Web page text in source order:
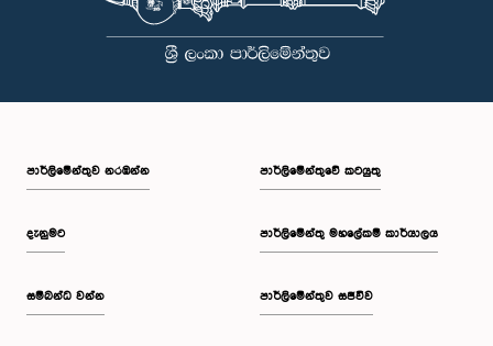
පාර්ලි‌මේන්තුව නරඹන්න
දැනුමට
සම්බන්ධ වන්න
පාර්ලිමේන්තුවේ කටයුතු
පාර්ලිමේන්තු මහලේකම් කාර්යාලය
පාර්ලිමේන්තුව සජීවීව